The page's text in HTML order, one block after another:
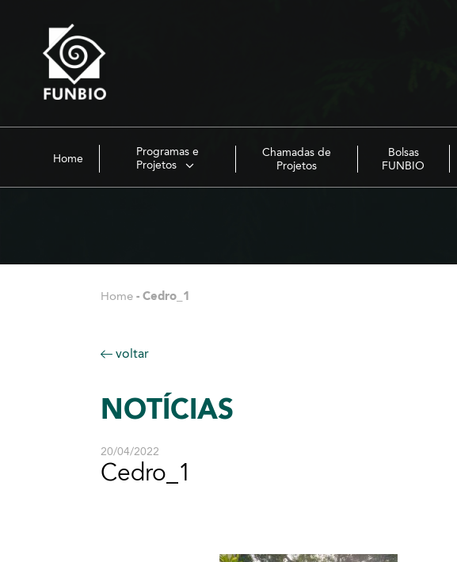
Home
Programas e
Projetos
Chamadas de
Projetos
Bolsas
FUNBIO
Home - Cedro_1
voltar
NOTÍCIAS
20/04/2022
Cedro_1